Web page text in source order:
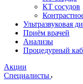
КТ сосудов
Ультразвуковая
Приём врачей
Анализы
Процедурный
Акции
Специалисты